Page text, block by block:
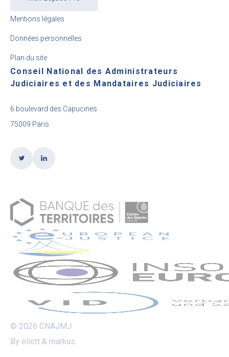
Mentions légales
Données personnelles
Plan du site
Conseil National des Administrateurs
Judiciaires et des Mandataires Judiciaires
6 boulevard des Capucines
75009 Paris
© 2026 CNAJMJ
By eliott & markus